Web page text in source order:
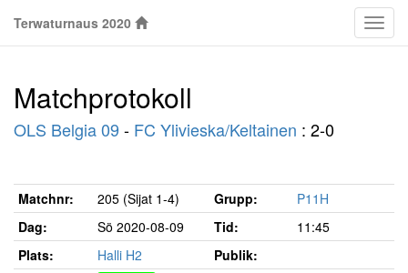
Terwaturnaus 2020
Matchprotokoll
OLS Belgia 09 - FC Ylivieska/Keltainen : 2-0
Matchnr: 205 (Sijat 1-4) Grupp:
P11H
Dag:
Sö 2020-08-09 Tid:
11:45
Plats:
Halli H2
Publik: